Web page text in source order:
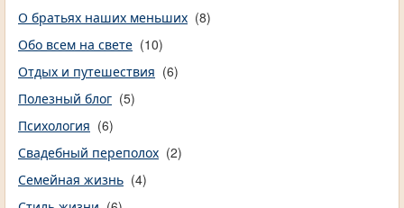
О братьях наших меньших (8)
Обо всем на свете (10)
Отдых и путешествия (6)
Полезный блог (5)
Психология (6)
Свадебный переполох (2)
Семейная жизнь (4)